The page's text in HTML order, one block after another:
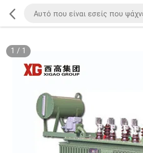
1 / 1